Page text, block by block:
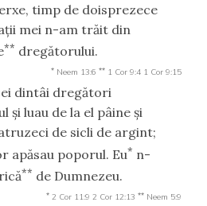
timp de doisprezece
mei n-am trăit din
** dregătorului.
* Neem 13:6 ** 1 Cor 9:4 1 Cor 9:15
dintâi dregători
şi luau de la el pâine şi
de sicli de argint;
apăsau poporul. Eu* n-
** de Dumnezeu.
* 2 Cor 11:9 2 Cor 12:13 ** Neem 5:9